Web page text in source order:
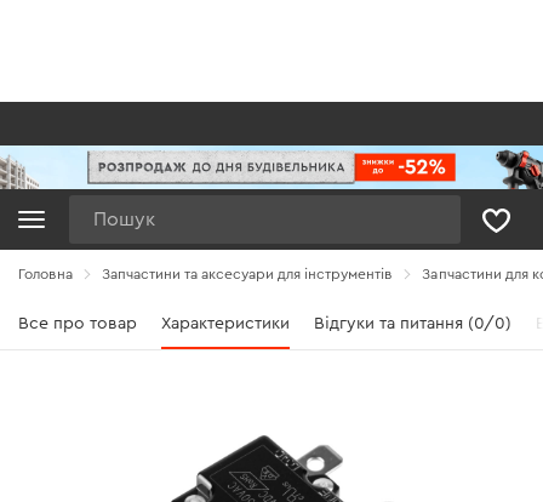
Головна Запчастини та аксесуари для інструментів Запчастини для
Все про товар Характеристики Відгуки та питання (0/0)